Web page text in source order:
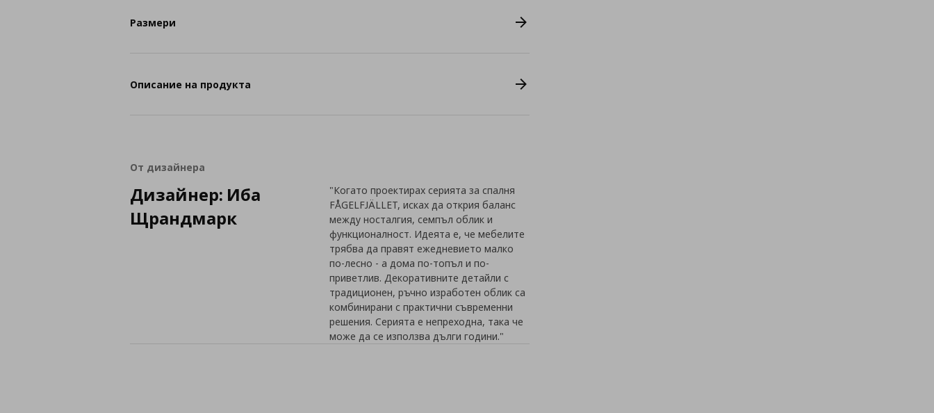
Размери
Описание на продукта
От дизайнера
Дизайнер: Иба
Щрандмарк
"Когато проектирах серията за спалня
FÅGELFJÄLLET, исках да открия баланс
между носталгия, семпъл облик и
функционалност. Идеята е, че мебелите
трябва да правят ежедневието малко
по-лесно - а дома по-топъл и по-
приветлив. Декоративните детайли с
традиционен, ръчно изработен облик са
комбинирани с практични съвременни
решения. Серията е непреходна, така че
може да се използва дълги години."